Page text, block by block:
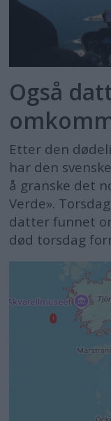
Også
Etter den
har den
å granske det
Verde».
datter funnet
død torsdag